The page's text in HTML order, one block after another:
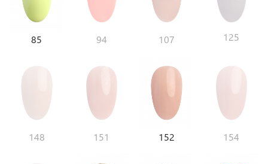
85 94 107 125
148 151 152 154